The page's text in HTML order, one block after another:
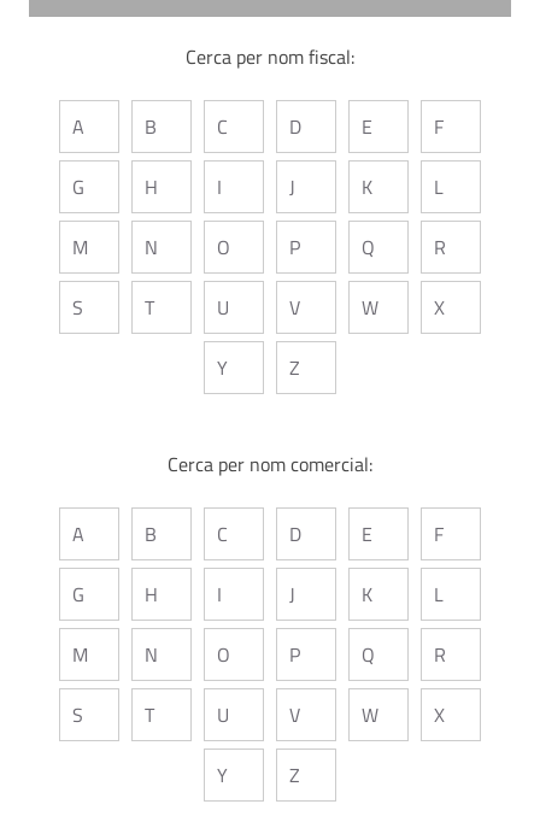
Cerca per nom fiscal:
A B C D E F
G H I J K L
M N O P Q R
S T U V W X
Y Z
Cerca per nom comercial:
A B C D E F
G H I J K L
M N O P Q R
S T U V W X
Y Z